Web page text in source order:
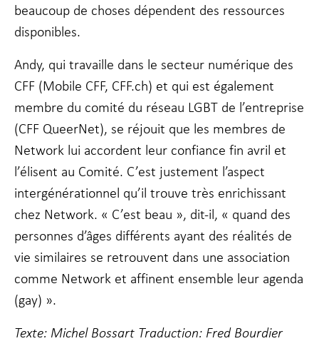
beaucoup de choses dépendent des ressources
disponibles.
Andy, qui travaille dans le secteur numérique des
CFF (Mobile CFF, CFF.ch) et qui est également
membre du comité du réseau LGBT de l’entreprise
(CFF QueerNet), se réjouit que les membres de
Network lui accordent leur confiance fin avril et
l’élisent au Comité. C’est justement l’aspect
intergénérationnel qu’il trouve très enrichissant
chez Network. « C’est beau », dit-il, « quand des
personnes d’âges différents ayant des réalités de
vie similaires se retrouvent dans une association
comme Network et affinent ensemble leur agenda
(gay) ».
Texte: Michel Bossart Traduction: Fred Bourdier